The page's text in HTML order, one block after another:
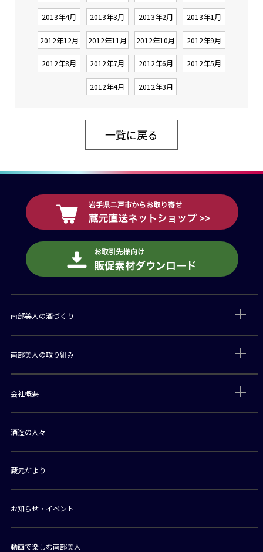
2013年4月 2013年3月 2013年2月 2013年1月
2012年12月 2012年11月 2012年10月 2012年9月
2012年8月 2012年7月 2012年6月 2012年5月
2012年4月 2012年3月
一覧に戻る
南部美人の酒づくり
南部美人の取り組み
会社概要
酒造の人々
蔵元だより
お知らせ・イベント
動画で楽しむ南部美人